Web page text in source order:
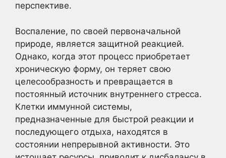
перспективе.
Воспаление, по своей первоначальной
природе, является защитной реакцией.
Однако, когда этот процесс приобретает
хроническую форму, он теряет свою
целесообразность и превращается в
постоянный источник внутреннего стресса.
Клетки иммунной системы,
предназначенные для быстрой реакции и
последующего отдыха, находятся в
состоянии непрерывной активности. Это